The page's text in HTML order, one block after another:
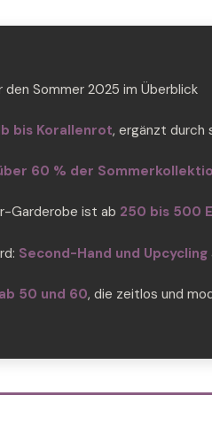
Sommer 2025 im Überblick
bis Korallenrot, ergänzt durch
60 % der
Garderobe ist ab 250 bis 500
Second-Hand und Upcycling
50 und 60, die zeitlos und